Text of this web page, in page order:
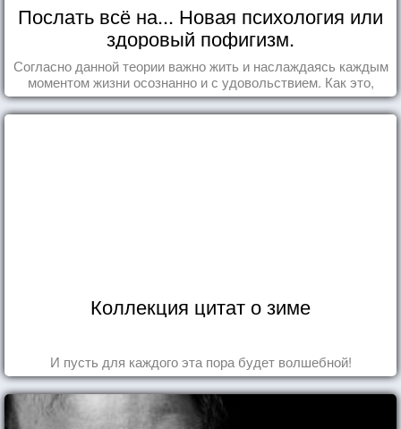
Послать всё на... Новая психология или
здоровый пофигизм.
Согласно данной теории важно жить и наслаждаясь каждым
моментом жизни осознанно и с удовольствием. Как это,
попробуем разобраться на реальных примерах.
Коллекция цитат о зиме
И пусть для каждого эта пора будет волшебной!